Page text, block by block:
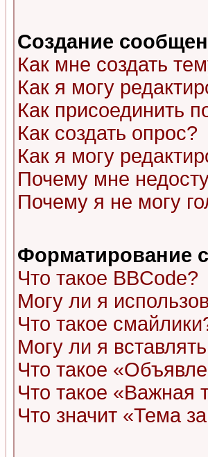
Создание
Как мне создать
Как я могу
Как присоединить
Как создать опрос?
Как я могу
Почему мне
Почему я не могу
Форматирование
Что такое BBCode?
Могу ли я
Что такое
Могу ли я
Что такое
Что такое «Важная
Что значит «Тема